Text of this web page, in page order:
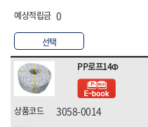
선택
0
PP로프14Φ
3058-0014